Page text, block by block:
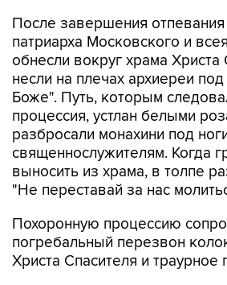
После завершения отпевания
патриарха Московского и
обнесли вокруг храма Христа
несли на плечах архиереи
Боже". Путь, которым
процессия, устлан белыми
разбросали монахини под
священнослужителям. Когда
выносить из храма, в толпе
"Не переставай за нас
Похоронную процессию
погребальный перезвон
Христа Спасителя и траурное